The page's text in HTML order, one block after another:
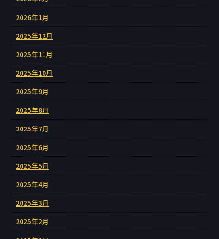
2026年1月
2025年12月
2025年11月
2025年10月
2025年9月
2025年8月
2025年7月
2025年6月
2025年5月
2025年4月
2025年3月
2025年2月